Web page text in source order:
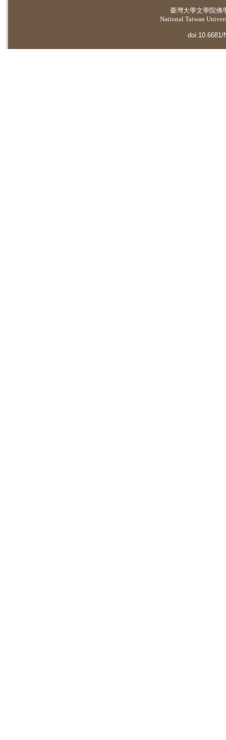
臺灣大學文學院佛
National Taiwan
doi:10.6681/